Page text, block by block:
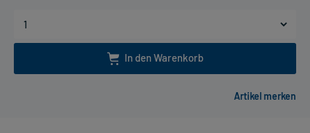
In den Warenkorb